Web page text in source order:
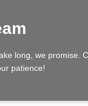
long, we promise.
patience!